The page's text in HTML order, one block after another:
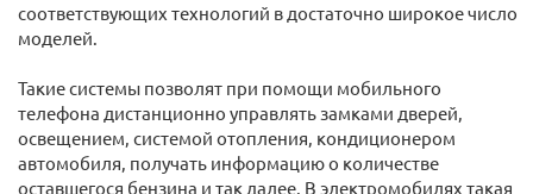
соответствующих технологий в достаточно широкое число
моделей.
Такие системы позволят при помощи мобильного
телефона дистанционно управлять замками дверей,
освещением, системой отопления, кондиционером
автомобиля, получать информацию о количестве
оставшегося бензина и так далее. В электромобилях такая